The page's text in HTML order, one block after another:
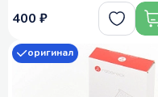
400 ₽
оригинал